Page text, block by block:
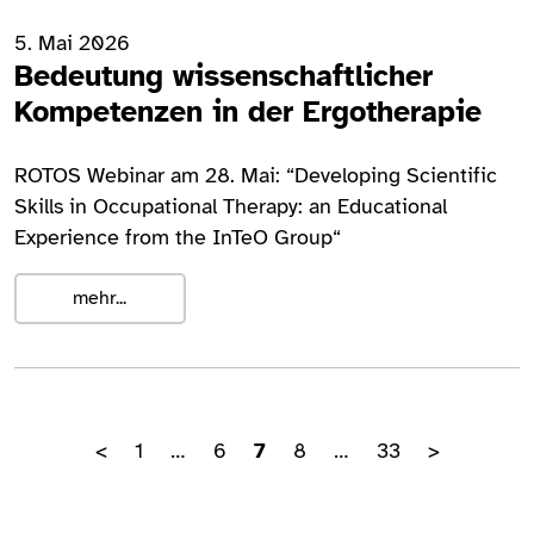
5. Mai 2026
Bedeutung wissenschaftlicher
Kompetenzen in der Ergotherapie
ROTOS Webinar am 28. Mai: “Developing Scientific
Skills in Occupational Therapy: an Educational
Experience from the InTeO Group“
mehr...
< 1 … 6 7(aktuell)
8 … 33 >